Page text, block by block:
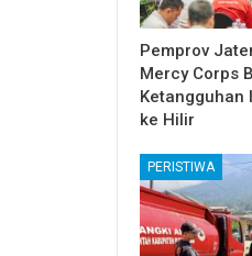
Pemprov
Mercy Corps
Ketangguhan
ke Hilir
PERISTIWA